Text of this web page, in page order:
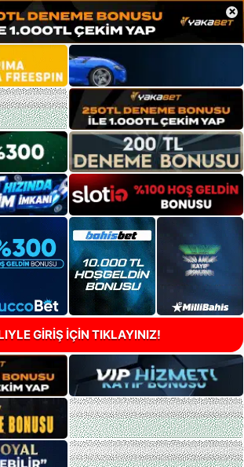
×
GİRİŞ İÇİN TIKLAYINIZ!